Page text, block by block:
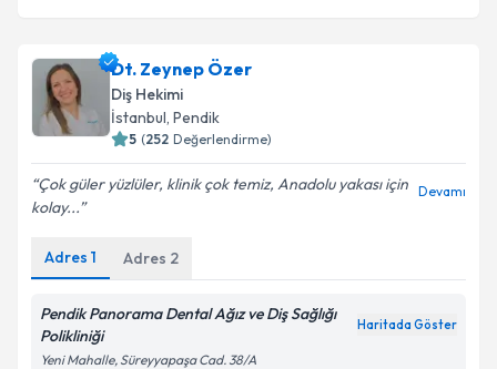
Dt. Zeynep Özer
Diş Hekimi
İstanbul, Pendik
5 (252 Değerlendirme)
Çok güler yüzlüler, klinik çok temiz, Anadolu yakası için
kolay...
Devamı
Adres 1 Adres 2
Pendik Panorama Dental Ağız ve Diş Sağlığı
Polikliniği
Haritada Göster
Yeni Mahalle, Süreyyapaşa Cad. 38/A